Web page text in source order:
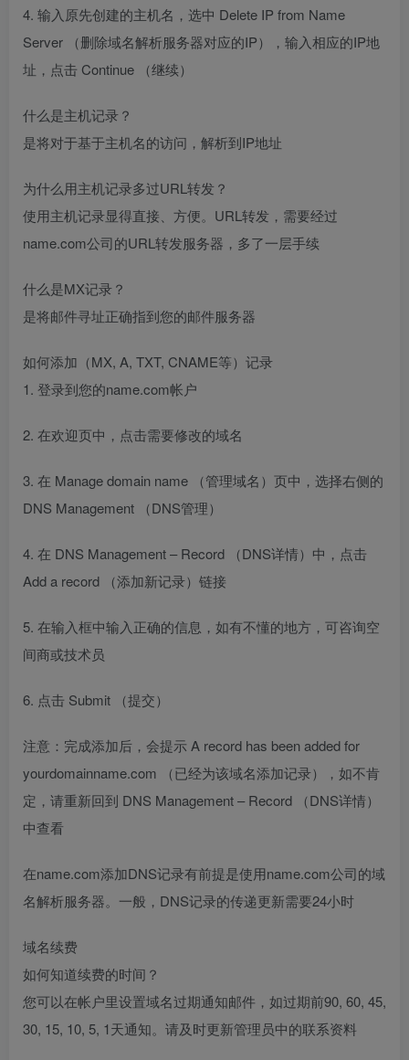
4. 输入原先创建的主机名，选中 Delete IP from Name
Server （删除域名解析服务器对应的IP），输入相应的IP地
址，点击 Continue （继续）
什么是主机记录？
是将对于基于主机名的访问，解析到IP地址
为什么用主机记录多过URL转发？
使用主机记录显得直接、方便。URL转发，需要经过
name.com公司的URL转发服务器，多了一层手续
什么是MX记录？
是将邮件寻址正确指到您的邮件服务器
如何添加（MX, A, TXT, CNAME等）记录
1. 登录到您的name.com帐户
2. 在欢迎页中，点击需要修改的域名
3. 在 Manage domain name （管理域名）页中，选择右侧的
DNS Management （DNS管理）
4. 在 DNS Management – Record （DNS详情）中，点击
Add a record （添加新记录）链接
5. 在输入框中输入正确的信息，如有不懂的地方，可咨询空
间商或技术员
6. 点击 Submit （提交）
注意：完成添加后，会提示 A record has been added for
yourdomainname.com （已经为该域名添加记录），如不肯
定，请重新回到 DNS Management – Record （DNS详情）
中查看
在name.com添加DNS记录有前提是使用name.com公司的域
名解析服务器。一般，DNS记录的传递更新需要24小时
域名续费
如何知道续费的时间？
您可以在帐户里设置域名过期通知邮件，如过期前90, 60, 45,
30, 15, 10, 5, 1天通知。请及时更新管理员中的联系资料